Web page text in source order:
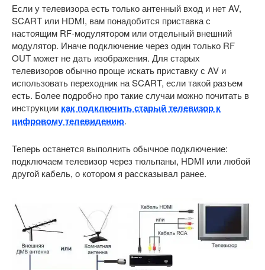
Если у телевизора есть только антенный вход и нет AV,
SCART или HDMI, вам понадобится приставка с
настоящим RF-модулятором или отдельный внешний
модулятор. Иначе подключение через один только RF
OUT может не дать изображения. Для старых
телевизоров обычно проще искать приставку с AV и
использовать переходник на SCART, если такой разъем
есть. Более подробно про такие случаи можно почитать в
инструкции как подключить старый телевизор к
цифровому телевидению.
Теперь останется выполнить обычное подключение:
подключаем телевизор через тюльпаны, HDMI или любой
другой кабель, о котором я рассказывал ранее.